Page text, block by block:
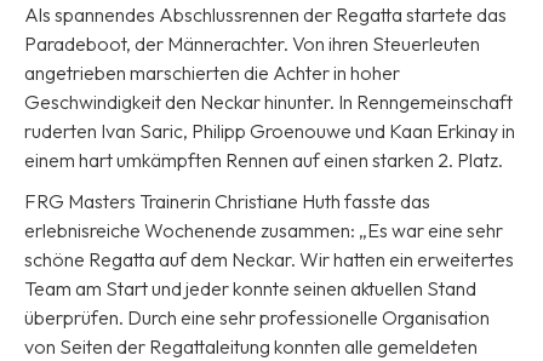
Als spannendes Abschlussrennen der Regatta startete das
Paradeboot, der Männerachter. Von ihren Steuerleuten
angetrieben marschierten die Achter in hoher
Geschwindigkeit den Neckar hinunter. In Renngemeinschaft
ruderten Ivan Saric, Philipp Groenouwe und Kaan Erkinay in
einem hart umkämpften Rennen auf einen starken 2. Platz.
FRG Masters Trainerin Christiane Huth fasste das
erlebnisreiche Wochenende zusammen: „Es war eine sehr
schöne Regatta auf dem Neckar. Wir hatten ein erweitertes
Team am Start und jeder konnte seinen aktuellen Stand
überprüfen. Durch eine sehr professionelle Organisation
von Seiten der Regattaleitung konnten alle gemeldeten